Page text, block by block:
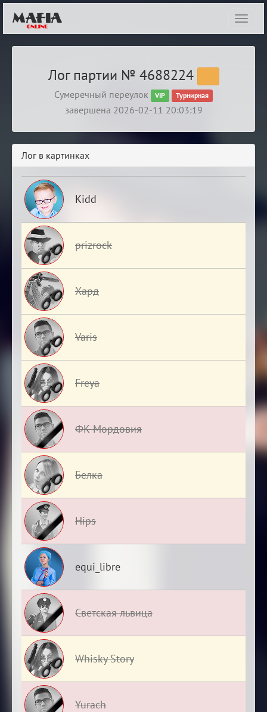
Лог партии № 4688224
Сумеречный переулок VIP Турнирная
завершена 2026-02-11 20:03:19
Лог в картинках
Kidd
prizrock
Хард
Varis
Freya
ФК Мордовия
Белка
Hips
equi_libre
Светская львица
Whisky Story
Yurach